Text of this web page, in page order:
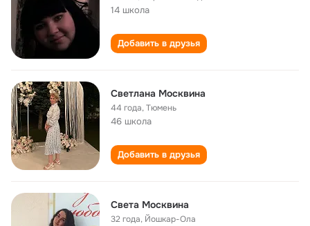
14 школа
Добавить в друзья
Светлана Москвина
44 года,Тюмень
46 школа
Добавить в друзья
Света Москвина
32 года, Йошкар-Ола